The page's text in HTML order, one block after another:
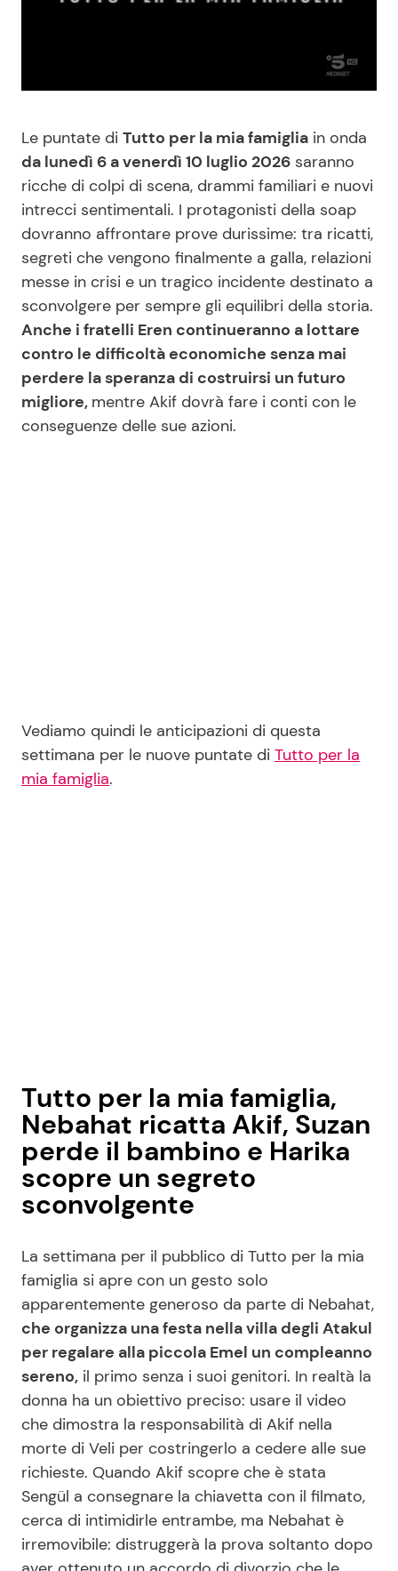
Mondo Mamma
News benessere
Salute
Viaggi e Turismo
Festività
Consigli di Cucina
Le Ricette in TV
Primi Piatti
Ricette Facili e Veloci
Ricette Feste
Ricette per Bambini
Seguici
Privacy Policy
Le puntate di Tutto per la mia famiglia in onda
da lunedì 6 a venerdì 10 luglio 2026 saranno
ricche di colpi di scena, drammi familiari e nuovi
intrecci sentimentali. I protagonisti della soap
dovranno affrontare prove durissime: tra ricatti,
segreti che vengono finalmente a galla, relazioni
messe in crisi e un tragico incidente destinato a
sconvolgere per sempre gli equilibri della storia.
Anche i fratelli Eren continueranno a lottare
contro le difficoltà economiche senza mai
perdere la speranza di costruirsi un futuro
migliore, mentre Akif dovrà fare i conti con le
conseguenze delle sue azioni.
Vediamo quindi le anticipazioni di questa
settimana per le nuove puntate di Tutto per la
mia famiglia.
Tutto per la mia famiglia,
Nebahat ricatta Akif, Suzan
perde il bambino e Harika
scopre un segreto
sconvolgente
La settimana per il pubblico di Tutto per la mia
famiglia si apre con un gesto solo
apparentemente generoso da parte di Nebahat,
che organizza una festa nella villa degli Atakul
per regalare alla piccola Emel un compleanno
sereno, il primo senza i suoi genitori. In realtà la
donna ha un obiettivo preciso: usare il video
che dimostra la responsabilità di Akif nella
morte di Veli per costringerlo a cedere alle sue
richieste. Quando Akif scopre che è stata
Sengül a consegnare la chiavetta con il filmato,
cerca di intimidirle entrambe, ma Nebahat è
irremovibile: distruggerà la prova soltanto dopo